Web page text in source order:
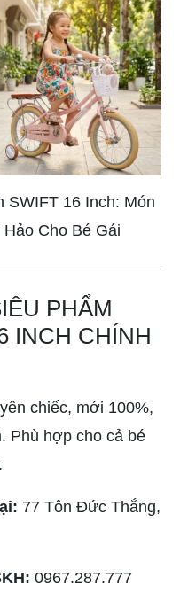
SWIFT 16 Inch: Món
Cho Bé Gái
PHẨM
INCH CHÍNH
chiếc, mới 100%,
Phù hợp cho cả bé
77 Tôn Đức Thắng,
0967.287.777